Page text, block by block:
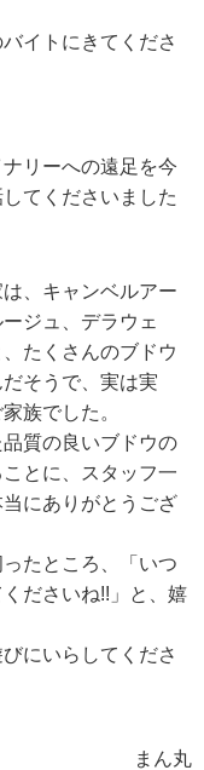
イトにきてくださ
リーへの遠足を今
てくださいました
、キャンベルアー
ジュ、デラウェ
たくさんのブドウ
そうで、実は実
族でした。
質の良いブドウの
とに、スタッフ一
にありがとうござ
たところ、「いつ
ださいね!!」と、嬉
にいらしてくださ
まん丸